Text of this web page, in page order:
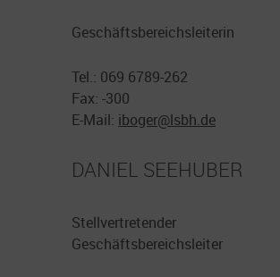
Geschäftsbereichsleiterin
Tel.: 069 6789-262
Fax: -300
E-Mail: iboger@lsbh.de
DANIEL SEEHUBER
Stellvertretender
Geschäftsbereichsleiter